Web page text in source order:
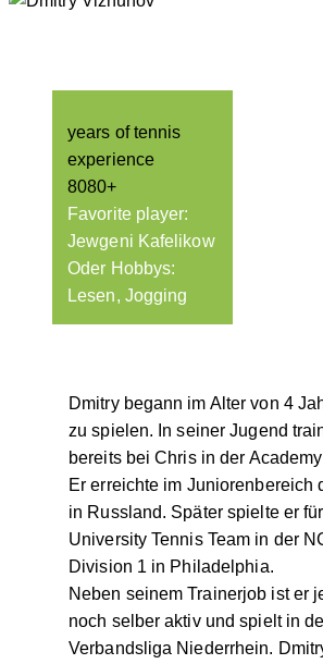
years of tennis
experience
8080+
Favorite player:
Jewgeni Kafelikow
Oder Hobbys:
Lesen, Jogging
Dmitry begann im Alter von 4
zu spielen. In seiner Jugend
bereits bei Chris in der
Er erreichte im Juniorenbereich
in Russland. Später spielte er
University Tennis Team in der
Division 1 in Philadelphia.
Neben seinem Trainerjob ist er
noch selber aktiv und spielt in
Verbandsliga Niederrhein.